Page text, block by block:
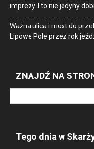
imprezy. I to nie jedyny
Ważna ulica i most do
Lipowe Pole przez rok
ZNAJDŹ NA
Tego dnia w